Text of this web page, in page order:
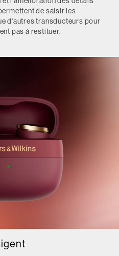
de saisir les
d'autres transducteurs pour
pas à restituer.